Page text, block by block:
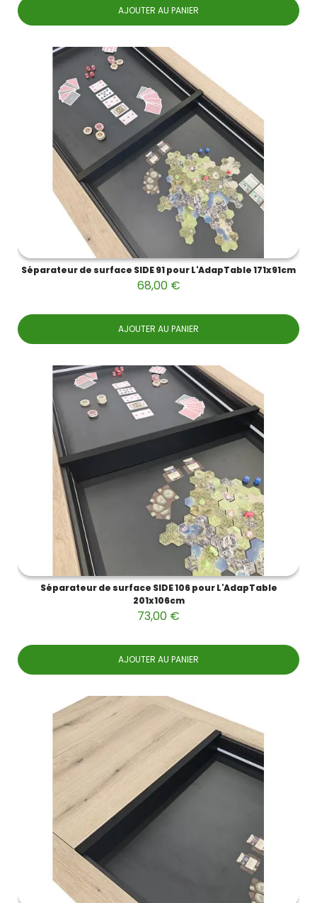
AJOUTER AU PANIER
Séparateur de surface SIDE 91 pour L'AdapTable 171x91cm
68,00 €
AJOUTER AU PANIER
Séparateur de surface SIDE 106 pour L'AdapTable
201x106cm
73,00 €
AJOUTER AU PANIER